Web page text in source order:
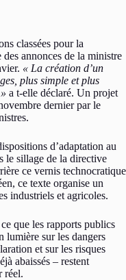
classées pour la
annonces de la ministre
« La création d’un
plus simple et plus
a t-elle déclaré. Un projet
dernier par le
d’adaptation au
le sillage de la directive
ce vernis technocratique
ce texte organise un
industriels et agricoles.
que les rapports publics
lumière sur les dangers
et sur les risques
abaissés – restent
réel.